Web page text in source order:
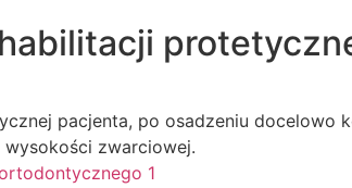
pacjenta, po osadzeniu docelowo
zwarciowej.
1